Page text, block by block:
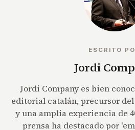
ESCRITO
Jordi
Jordi Company es bien
editorial catalán, precursor
y una amplia experiencia de
prensa ha destacado por